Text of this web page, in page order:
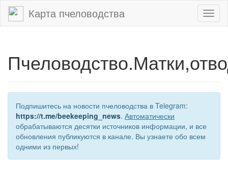
Карта пчеловодства
Подпишитесь на новости пчеловодства в Telegram:
https://t.me/beekeeping_news. Автоматически
обрабатываются десятки источников информации, и все
обновления публикуются в канале. Вы узнаете обо всем
одними из первых!